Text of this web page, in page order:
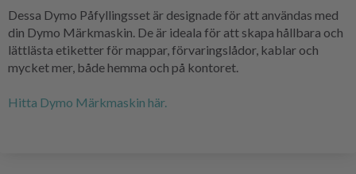
Dessa Dymo Påfyllingsset är designade för att användas med
din Dymo Märkmaskin. De är ideala för att skapa hållbara och
lättlästa etiketter för mappar, förvaringslådor, kablar och
mycket mer, både hemma och på kontoret.
Hitta Dymo Märkmaskin här.